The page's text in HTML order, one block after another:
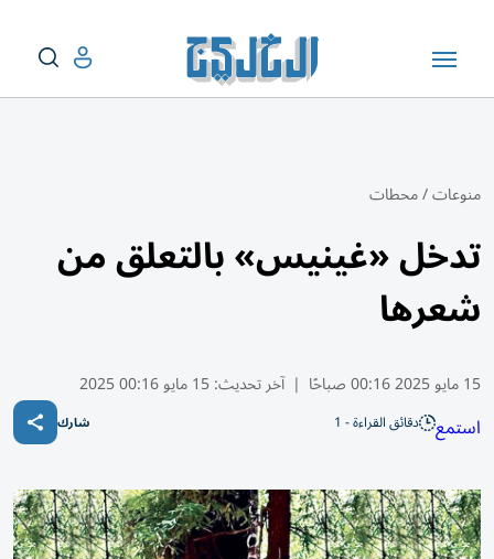
منوعات/محطات
تدخل «غينيس» بالتعلق من
شعرها
15 مايو 2025 00:16 صباحًا | آخر تحديث:15 مايو 00:16 2025
استمع دقائق القراءة - 1 شارك